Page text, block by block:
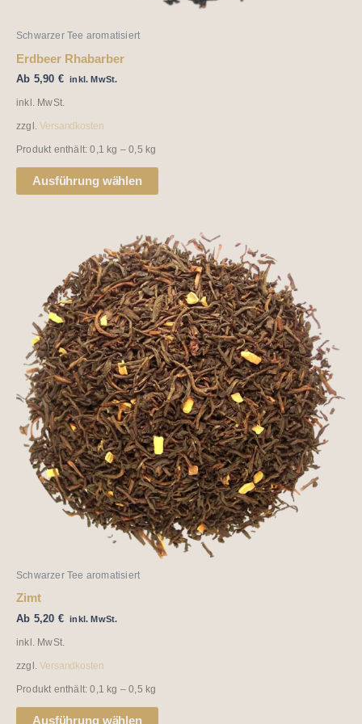
Schwarzer Tee aromatisiert
Erdbeer Rhabarber
Ab 5,90 € inkl. MwSt.
inkl. MwSt.
zzgl.Versandkosten
Produkt enthält: 0,1 kg – 0,5 kg
Ausführung wählen
werden
Schwarzer Tee aromatisiert
Zimt
Ab 5,20 € inkl. MwSt.
inkl. MwSt.
zzgl.Versandkosten
Produkt enthält: 0,1 kg – 0,5 kg
Ausführung wählen
Dieses
Produkt
weist
mehrere
Varianten
auf.
Die
Optionen
können
auf
der
Produktseite
gewählt
werden